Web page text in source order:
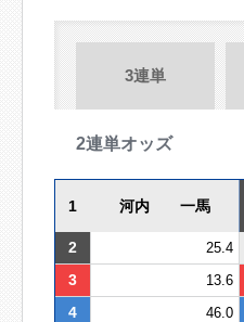
3連単
2連単オッズ
1 河内 一馬
2 25.4
3
13.6
4
46.0